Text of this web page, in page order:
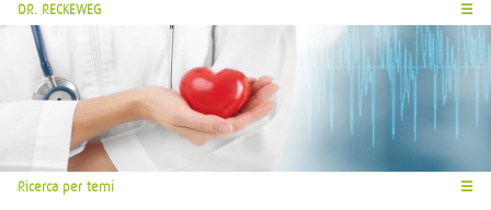
DR. RECKEWEG ☰
Ricerca per temi ☰